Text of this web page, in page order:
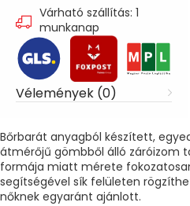
Várható szállítás: 1
munkanap
Vélemények (0)
Bőrbarát anyagból készített,
átmérőjű gömbből álló záróizom
formája miatt mérete
segítségével sík felületen
nőknek egyaránt ajánlott.